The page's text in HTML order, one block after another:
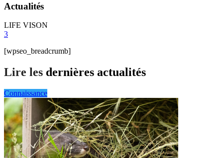
Actualités
LIFE VISON
3
[wpseo_breadcrumb]
Lire les dernières actualités
Connaissance